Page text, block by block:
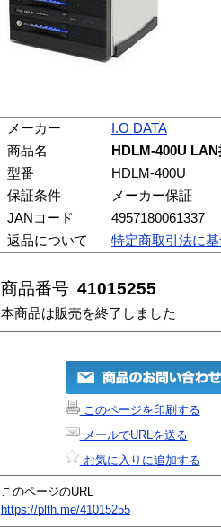
メーカー
I.O DATA
商品名
HDLM-400U
型番
HDLM-400U
保証条件
メーカー保証
JANコード
4957180061337
返品について
特定商取引法に
商品番号 41015255
本商品は販売を終了しました
このページを印刷する
メールでURLを送る
お気に入りに追加する
このページのURL
https://plth.me/41015255